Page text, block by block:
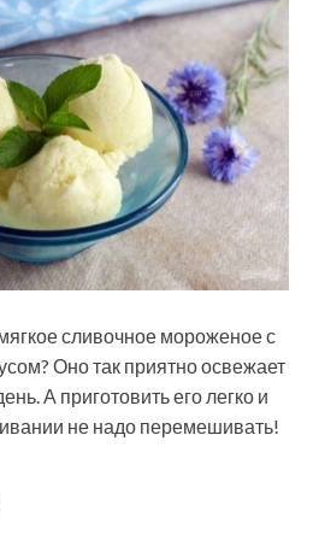
сливочное мороженое с
Оно так приятно освежает
А приготовить его легко и
не надо перемешивать!